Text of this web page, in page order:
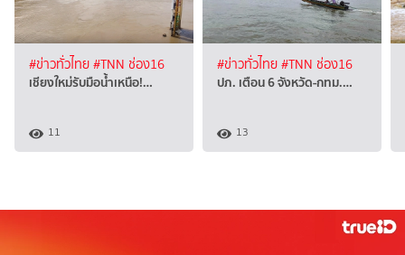
#ข่าวทั่วไทย#TNN ช่อง16
เชียงใหม่รับมือน้ำเหนือ!…
11
#ข่าวทั่วไทย#TNN ช่อง16
ปภ. เตือน 6 จังหวัด-กทม.…
13